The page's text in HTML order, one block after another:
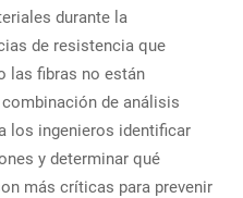
durante la
de resistencia que
las fibras no están
de análisis
los ingenieros identificar
y determinar qué
más críticas para prevenir